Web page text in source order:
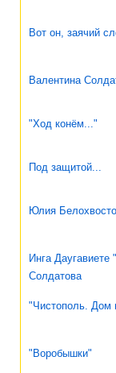
Вот он, заячий
Валентина
"Ход конём..."
Под защитой...
Юлия
Инга
Солдатова
"Чистополь. Дом
"Воробышки"